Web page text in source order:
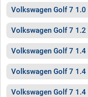
Volkswagen Golf 7 1.0
Volkswagen Golf 7 1.2
Volkswagen Golf 7 1.4
Volkswagen Golf 7 1.4
Volkswagen Golf 7 1.4